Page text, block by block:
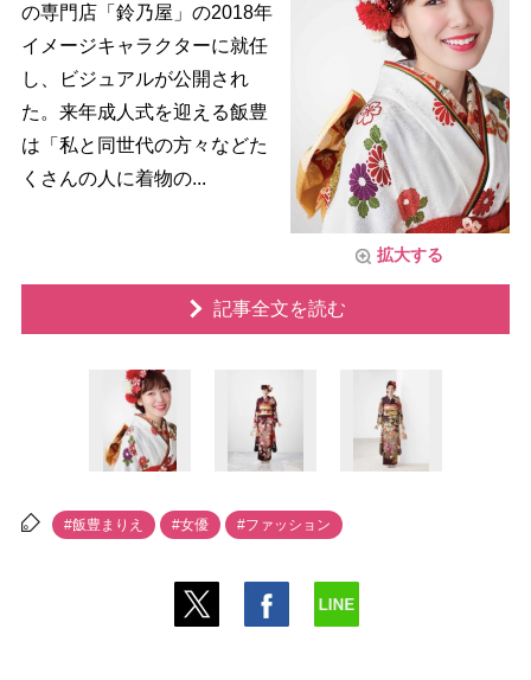
拡大する
の専門店「鈴乃屋」の2018年
イメージキャラクターに就任
し、ビジュアルが公開され
た。来年成人式を迎える飯豊
は「私と同世代の方々などた
くさんの人に着物の...
記事全文を読む
#飯豊まりえ #女優 #ファッション